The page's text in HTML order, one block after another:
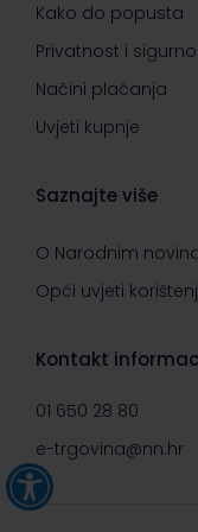
Kako do popusta
Privatnost i
Načini plaćanja
Uvjeti kupnje
Saznajte više
O Narodnim
Opći uvjeti
Kontakt
01 650 28 80
e-trgovina@nn.hr